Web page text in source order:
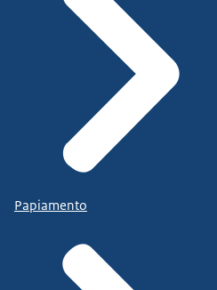
Papiamento